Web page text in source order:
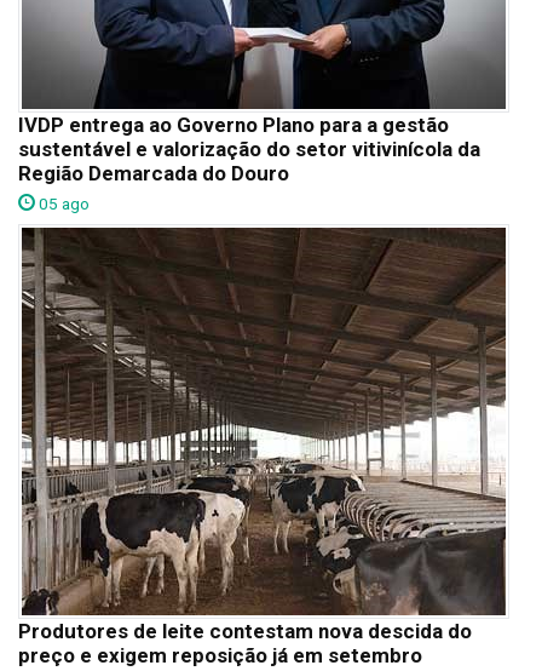
IVDP entrega ao Governo Plano para a gestão
sustentável e valorização do setor vitivinícola da
Região Demarcada do Douro
05 ago
Produtores de leite contestam nova descida do
preço e exigem reposição já em setembro